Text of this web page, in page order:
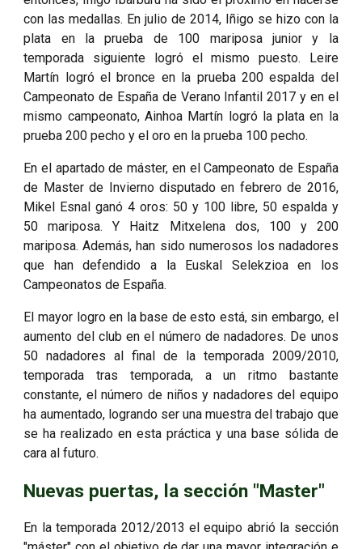
con las medallas. En julio de 2014, Iñigo se hizo con la
plata en la prueba de 100 mariposa junior y la
temporada siguiente logró el mismo puesto. Leire
Martín logró el bronce en la prueba 200 espalda del
Campeonato de España de Verano Infantil 2017 y en el
mismo campeonato, Ainhoa Martín logró la plata en la
prueba 200 pecho y el oro en la prueba 100 pecho.
En el apartado de máster, en el Campeonato de España
de Master de Invierno disputado en febrero de 2016,
Mikel Esnal ganó 4 oros: 50 y 100 libre, 50 espalda y
50 mariposa. Y Haitz Mitxelena dos, 100 y 200
mariposa. Además, han sido numerosos los nadadores
que han defendido a la Euskal Selekzioa en los
Campeonatos de España.
El mayor logro en la base de esto está, sin embargo, el
aumento del club en el número de nadadores. De unos
50 nadadores al final de la temporada 2009/2010,
temporada tras temporada, a un ritmo bastante
constante, el número de niños y nadadores del equipo
ha aumentado, logrando ser una muestra del trabajo que
se ha realizado en esta práctica y una base sólida de
cara al futuro.
Nuevas puertas, la sección "Master"
En la temporada 2012/2013 el equipo abrió la sección